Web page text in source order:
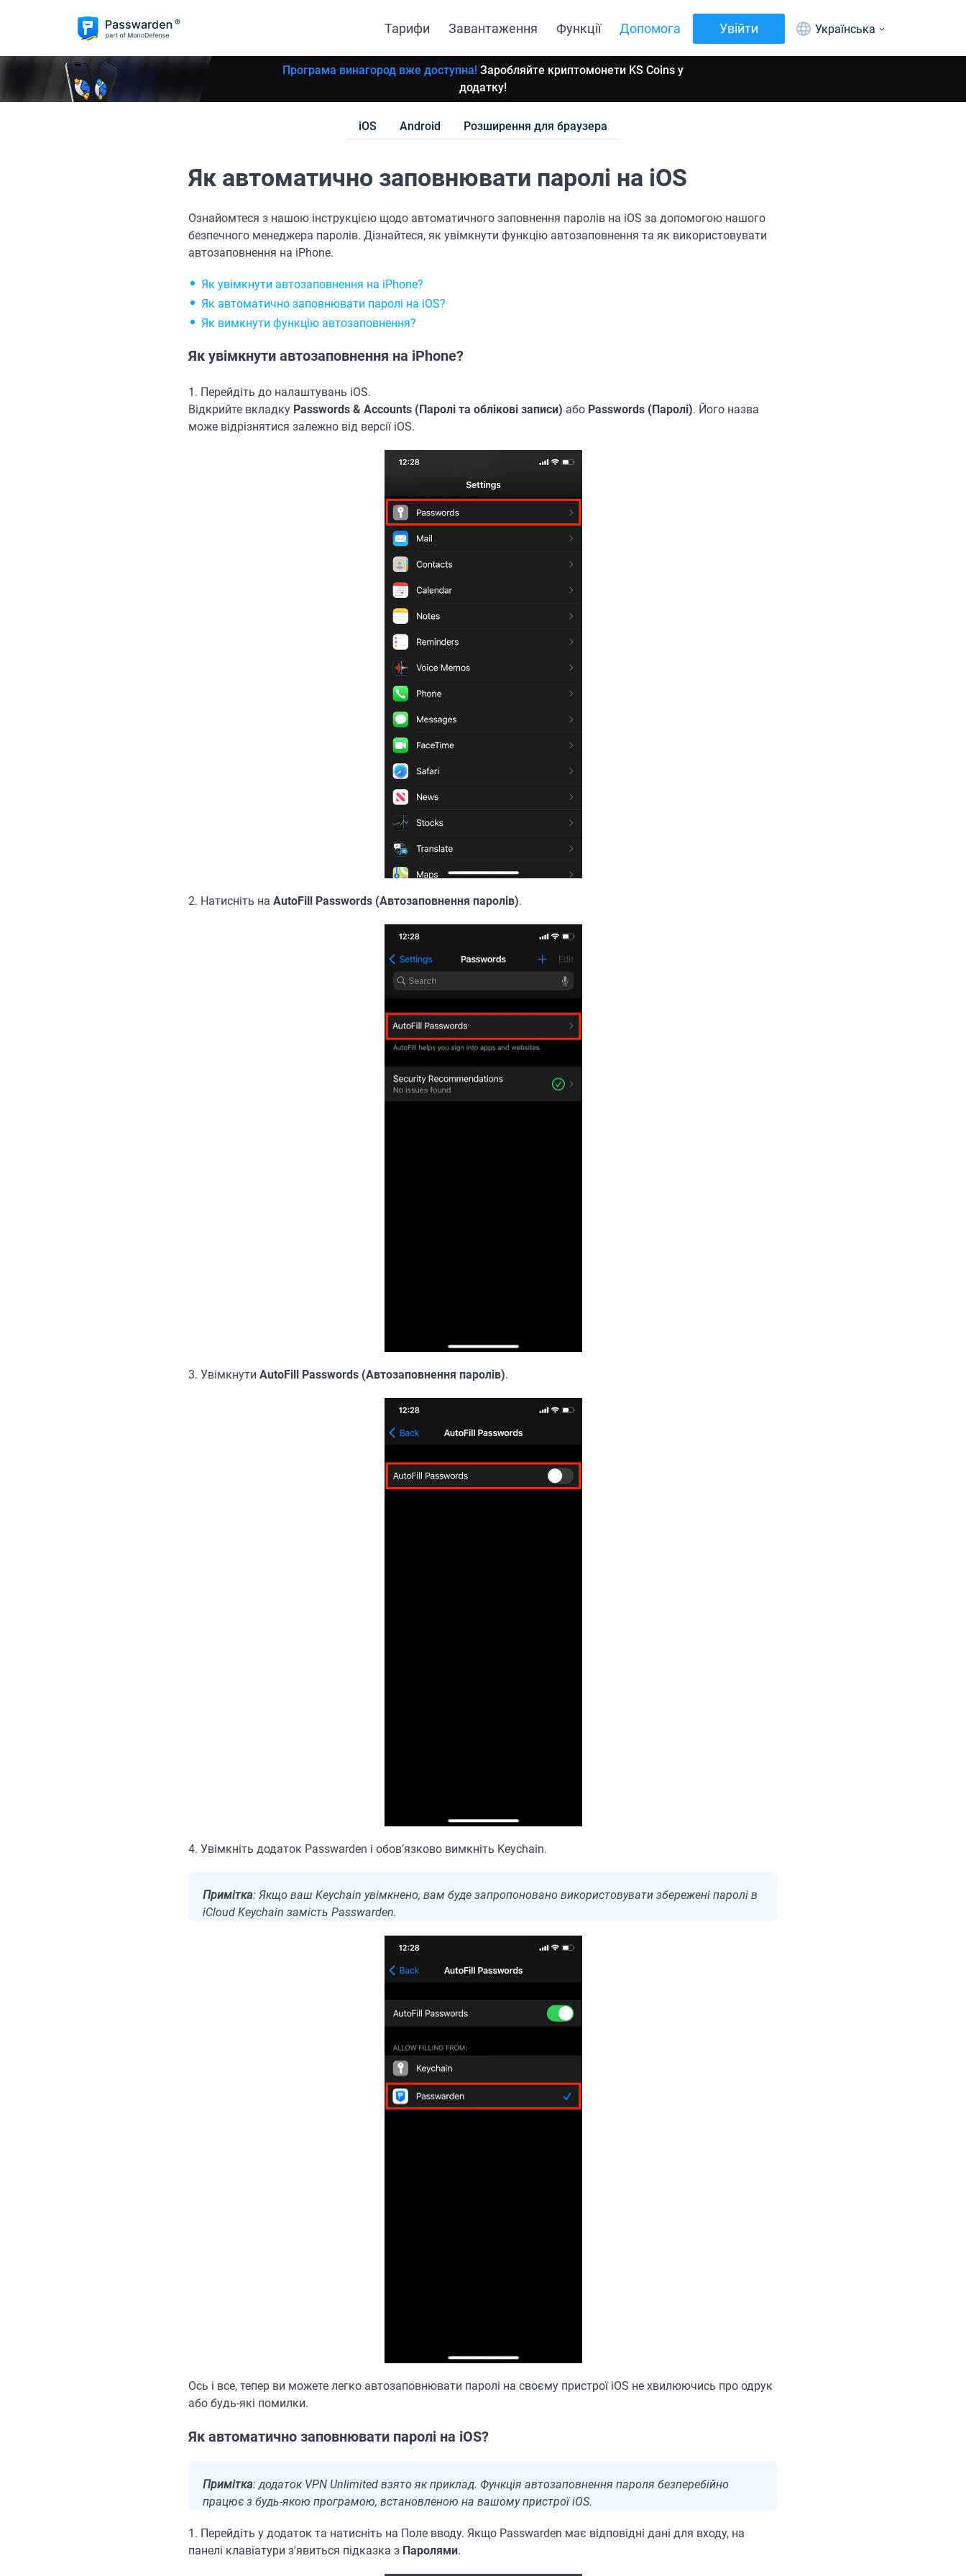
Тарифи Завантаження Функції Допомога Увійти Українська
Програма винагород вже доступна! Заробляйте криптомонети KS Coins у
додатку!
iOS Android Розширення для браузера
Як автоматично заповнювати паролі на iOS
Ознайомтеся з нашою інструкцією щодо автоматичного заповнення паролів на iOS за допомогою нашого
безпечного менеджера паролів. Дізнайтеся, як увімкнути функцію автозаповнення та як використовувати
автозаповнення на iPhone.
Як увімкнути автозаповнення на iPhone?
Як автоматично заповнювати паролі на iOS?
Як вимкнути функцію автозаповнення?
Як увімкнути автозаповнення на iPhone?
1. Перейдіть до налаштувань iOS.
Відкрийте вкладку Passwords & Accounts (Паролі та облікові записи) або Passwords (Паролі). Його назва
може відрізнятися залежно від версії iOS.
2. Натисніть на AutoFill Passwords (Автозаповнення паролів).
3. Увімкнути AutoFill Passwords (Автозаповнення паролів).
4. Увімкніть додаток Passwarden і обов’язково вимкніть Keychain.
Примітка: Якщо ваш Keychain увімкнено, вам буде запропоновано використовувати збережені паролі в
iCloud Keychain замість Passwarden.
Ось і все, тепер ви можете легко автозаповнювати паролі на своєму пристрої iOS не хвилюючись про одрук
або будь-які помилки.
Як автоматично заповнювати паролі на iOS?
Примітка: додаток VPN Unlimited взято як приклад. Функція автозаповнення пароля безперебійно
працює з будь-якою програмою, встановленою на вашому пристрої iOS.
1. Перейдіть у додаток та натисніть на Поле вводу. Якщо Passwarden має відповідні дані для входу, на
панелі клавіатури з'явиться підказка з Паролями.